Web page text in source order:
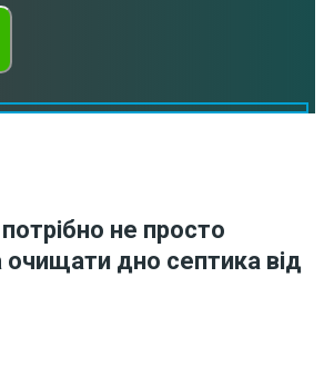
не просто
очищати дно септика від